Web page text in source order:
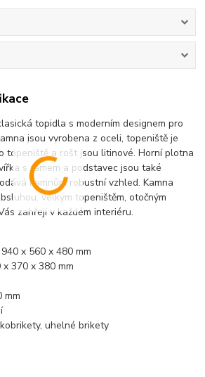
topidla s moderním designem pro
jsou vyrobena z oceli, topeniště je
topeniště a rošt jsou litinové. Horní plotna
s rámem a podstavec jsou také
kamnům robustní vzhled. Kamna
velkým topeništěm, otočným
zahřejí v každém interiéru.
x 560 x 480 mm
370 x 380 mm
mm
uhelné brikety